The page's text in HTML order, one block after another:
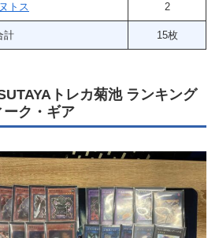
トス 2
計 15枚
トレカ菊池 ランキング
ーク・ギア